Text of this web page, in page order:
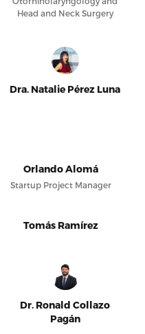
Head and Neck Surgery
Dra. Natalie Pérez Luna
Orlando Alomá
Startup Project Manager
Tomás Ramírez
Dr. Ronald Collazo
Pagán